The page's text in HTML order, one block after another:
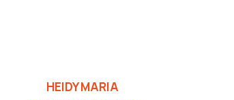
HEIDY MARIA